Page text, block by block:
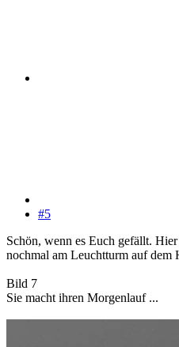
#5
Schön, wenn es Euch gefällt.
nochmal am Leuchtturm auf dem
Bild 7
Sie macht ihren Morgenlauf ...